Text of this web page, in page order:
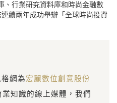
、行業研究資料庫和時尚金融數
續兩年成功舉辦「全球時尚投資
網為宏麗數位創意股份
知識的線上媒體，我們